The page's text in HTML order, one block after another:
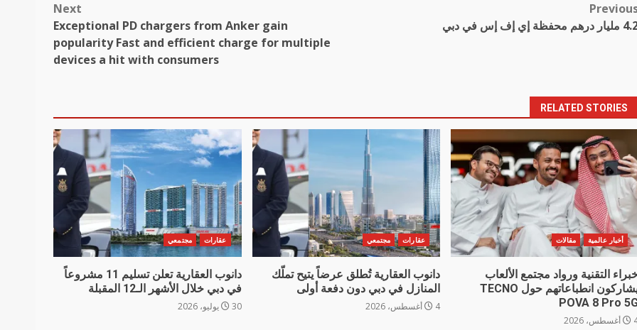
navigation
درهم محفظة إي إف إس في دبي
Next
Exceptional PD chargers from Anker gain
popularity Fast and efficient charge for multiple
devices a hit with consumers
RELATED STORIES
أخبار عالمية مقالات
التقنية ورواد مجتمع الألعاب
يشاركون انطباعاتهم حول TECNO
POVA 8 Pro
2026
عقارات مجتمعي
دانوب العقارية تُطلق عرضاً يتيح تملّك
المنازل في دبي دون دفعة أولى
4 أغسطس، 2026
عقارات مجتمعي
دانوب العقارية تعلن تسليم 11 مشروعاً
في دبي خلال الأشهر الـ12 المقبلة
30 يوليو، 2026